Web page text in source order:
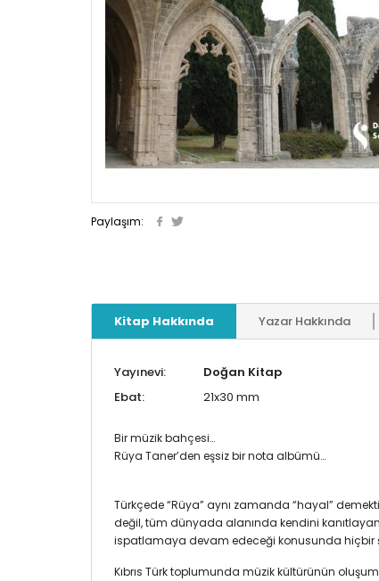
Paylaşım:
Kitap Hakkında Yazar Hakkında
Yayınevi: Doğan Kitap
Ebat:
21x30 mm
Bir müzik bahçesi…
Rüya Taner’den eşsiz bir nota albümü…
Türkçede “Rüya” aynı zamanda “hayal”
değil, tüm dünyada alanında kendini
ispatlamaya devam edeceği konusunda hiçbir
Kıbrıs Türk toplumunda müzik kültürünün